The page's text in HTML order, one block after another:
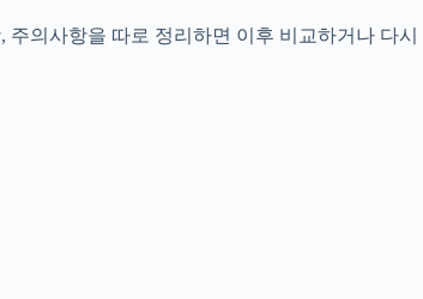
의사항을 따로 정리하면 이후 비교하거나 다시